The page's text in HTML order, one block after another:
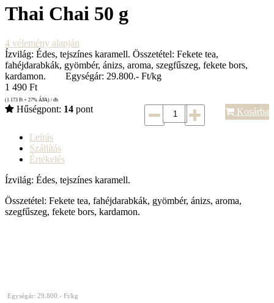
Thai Chai 50 g
4 vélemény alapján
Ízvilág: Édes, tejszínes karamell. Összetétel: Fekete tea,
fahéjdarabkák, gyömbér, ánizs, aroma, szegfűszeg, fekete bors,
kardamon. Egységár: 29.800.- Ft/kg
1 490 Ft
(1 173 Ft + 27% ÁFA) / db
Hűségpont: 14 pont Kosárba
Leírás
Szállítás
Értékelés
Ízvilág: Édes, tejszínes karamell.
Összetétel: Fekete tea, fahéjdarabkák, gyömbér, ánizs, aroma,
szegfűszeg, fekete bors, kardamon.
Egységár: 29.800.- Ft/kg